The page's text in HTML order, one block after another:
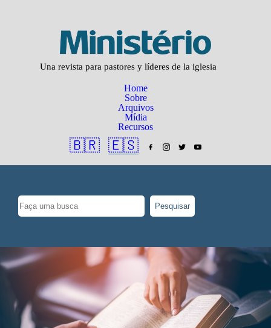
Una revista para pastores y líderes de la iglesia
Home
Sobre
Arquivos
Mídia
Recursos
🇧🇷 🇪🇸
Pesquisar